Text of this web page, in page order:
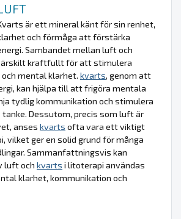
är ett mineral känt för sin renhet,
och förmåga att förstärka
Sambandet mellan luft och
kraftfullt för att stimulera
mental klarhet. kvarts, genom att
kan hjälpa till att frigöra mentala
tydlig kommunikation och stimulera
tanke. Dessutom, precis som luft är
anses kvarts ofta vara ett viktigt
vilket ger en solid grund för många
Sammanfattningsvis kan
luft och kvarts i litoterapi användas
klarhet, kommunikation och